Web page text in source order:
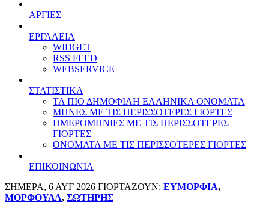
ΑΡΓΙΕΣ
ΕΡΓΑΛΕΙΑ
WIDGET
RSS FEED
WEBSERVICE
ΣΤΑΤΙΣΤΙΚΑ
ΤΑ ΠΙΟ ΔΗΜΟΦΙΛΗ ΕΛΛΗΝΙΚΑ ΟΝΟΜΑΤΑ
ΜΗΝΕΣ ΜΕ ΤΙΣ ΠΕΡΙΣΣΟΤΕΡΕΣ ΓΙΟΡΤΕΣ
ΗΜΕΡΟΜΗΝΙΕΣ ΜΕ ΤΙΣ ΠΕΡΙΣΣΟΤΕΡΕΣ
ΓΙΟΡΤΕΣ
ΟΝΟΜΑΤΑ ΜΕ ΤΙΣ ΠΕΡΙΣΣΟΤΕΡΕΣ ΓΙΟΡΤΕΣ
ΕΠΙΚΟΙΝΩΝΙΑ
ΣΗΜΕΡΑ, 6 ΑΥΓ 2026 ΓΙΟΡΤΑΖΟΥΝ: ΕΥΜΟΡΦΙΑ,
ΜΟΡΦΟΥΛΑ, ΣΩΤΗΡΗΣ